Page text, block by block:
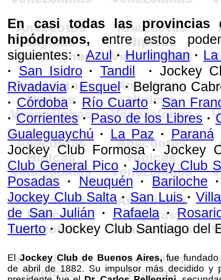
En casi todas las provincias
hipódromos, entre estos
siguientes:·Azul ·Hurlinghan ·
· San Isidro · Tandil ·Jockey
Rivadavia ·Esquel ·Belgrano
· Córdoba · Río Cuarto ·San
·Corrientes ·Paso de los Libres ·
Gualeguaychú · La Paz · Paraná
Jockey Club Formosa·Jockey
Club General Pico ·Jockey Club
Posadas ·Neuquén ·Bariloche
Jockey Club Salta · SanLuis ·
deSan Julián · Rafaela ·
Tuerto ·Jockey Club Santiago del
ElJockey Club de Buenos Aires,fue fundado
de abril de 1882. Su impulsor más decidido y